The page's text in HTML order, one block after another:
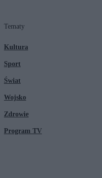
Tematy
Kultura
Sport
Świat
Wojsko
Zdrowie
Program TV